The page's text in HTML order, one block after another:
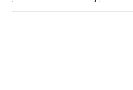
Великобритания
Флорида